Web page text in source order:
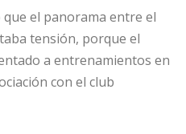
el panorama entre el
tensión, porque el
a entrenamientos en
con el club